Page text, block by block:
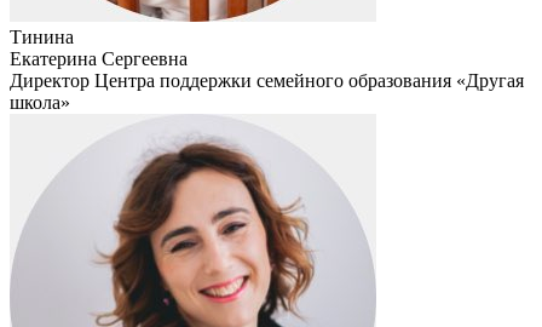
Тинина
Екатерина Сергеевна
Директор Центра поддержки семейного образования «Другая
школа»